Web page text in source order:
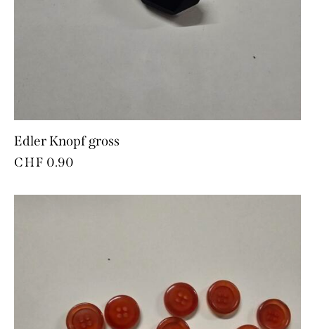
Edler Knopf gross
CHF 0.90